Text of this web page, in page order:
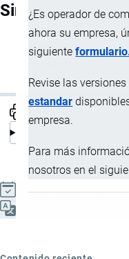
¿Es operador de
ahora su empresa,
siguiente
Revise las versiones
estandar
empresa.
Para más
nosotros en el
Sinónimos
Transportista
Actualizado el 9